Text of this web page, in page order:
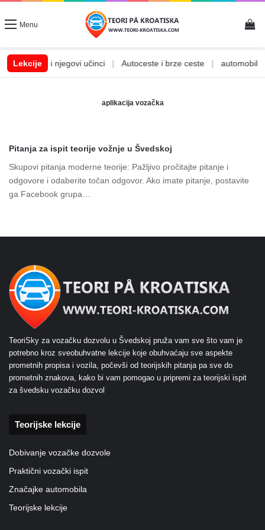
Menu
Lekcije
Alkohol i njegovi učinci Autoceste i brze ceste
aplikacija vozačka
Pitanja za ispit teorije vožnje u Švedskoj
Skupovi pitanja moderne teorije: Pažljivo pročitajte pitanje i
odgovore i odaberite točan odgovor. Ako imate pitanje, postavite
ga Facebook grupa…
TeoriSky za vozačku dozvolu u Švedskoj pruža vam sve što vam je
potrebno kroz sveobuhvatne lekcije koje obuhvaćaju sve aspekte
prometnih propisa i vozila, počevši od teorijskih pitanja pa sve do
prometnih znakova, kako bi vam pomogao u pripremi za teorijski ispit
za švedsku vozačku dozvol
Teorijske lekcije
Dobivanje vozačke dozvole
Praktični vozački ispit
Značajke automobila
Teorijske lekcije